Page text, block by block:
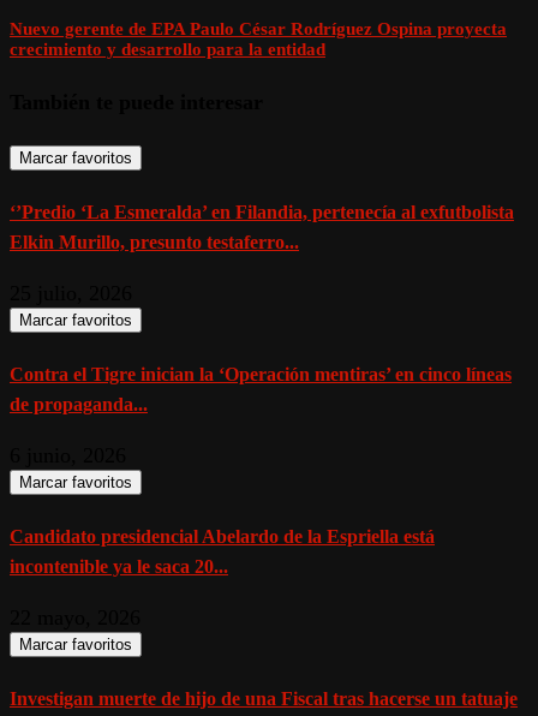
Nuevo gerente de EPA Paulo César Rodríguez Ospina proyecta
crecimiento y desarrollo para la entidad
Marcar favoritos
‘’Predio ‘La Esmeralda’ en Filandia, pertenecía al exfutbolista
Elkin Murillo, presunto testaferro...
Marcar favoritos
Contra el Tigre inician la ‘Operación mentiras’ en cinco líneas
de propaganda...
Marcar favoritos
Candidato presidencial Abelardo de la Espriella está
incontenible ya le saca 20...
Marcar favoritos
Investigan muerte de hijo de una Fiscal tras hacerse un tatuaje